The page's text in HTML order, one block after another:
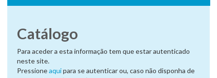
Catálogo
Para aceder a esta informação tem que estar autenticado
neste site.
Pressioneaquipara se autenticar ou, caso não disponha de